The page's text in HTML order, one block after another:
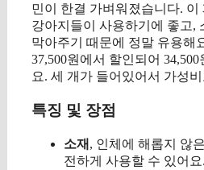
민이 한결 가벼워졌습니다. 이
강아지들이 사용하기에 좋고,
막아주기 때문에 정말 유용해
37,500원에서 할인되어
요. 세 개가 들어있어서 가성
특징 및 장점
소재 , 인체에 해롭지 않
전하게 사용할 수 있어요.